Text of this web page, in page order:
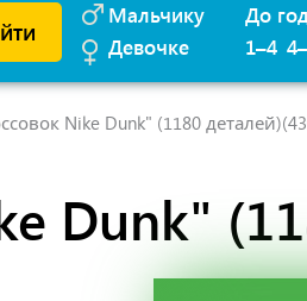
Мальчику
Девочке
До
1–4
Nike Dunk" (1180
Dunk"